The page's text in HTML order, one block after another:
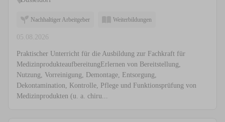
Nachhaltiger Arbeitgeber Weiterbildungen
05.08.2026
Praktischer Unterricht für die Ausbildung zur Fachkraft für
MedizinprodukteaufbereitungErlernen von Bereitstellung,
Nutzung, Vorreinigung, Demontage, Entsorgung,
Dekontamination, Kontrolle, Pflege und Funktionsprüfung von
Medizinprodukten (u. a. chiru...